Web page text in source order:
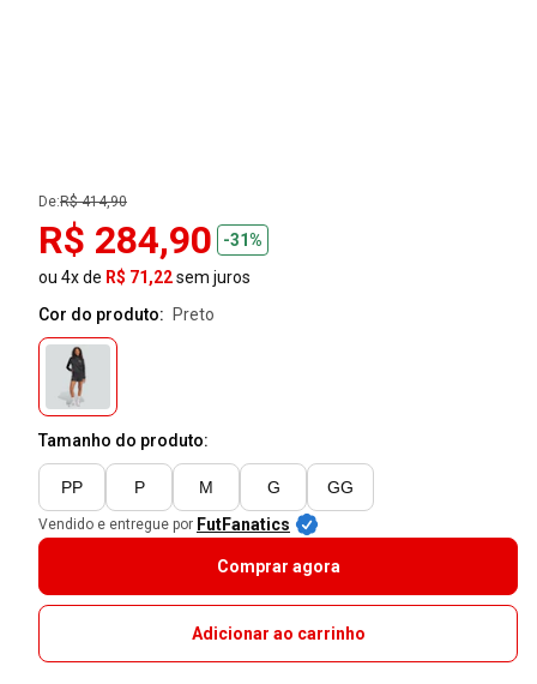
De:R$ 414,90
R$ 284,90
-31%
ou 4x de R$ 71,22sem juros
Cor do produto:
preto
Tamanho do produto:
PP P M G GG
Vendido e entregue por FutFanatics
Comprar agora
Adicionar ao carrinho